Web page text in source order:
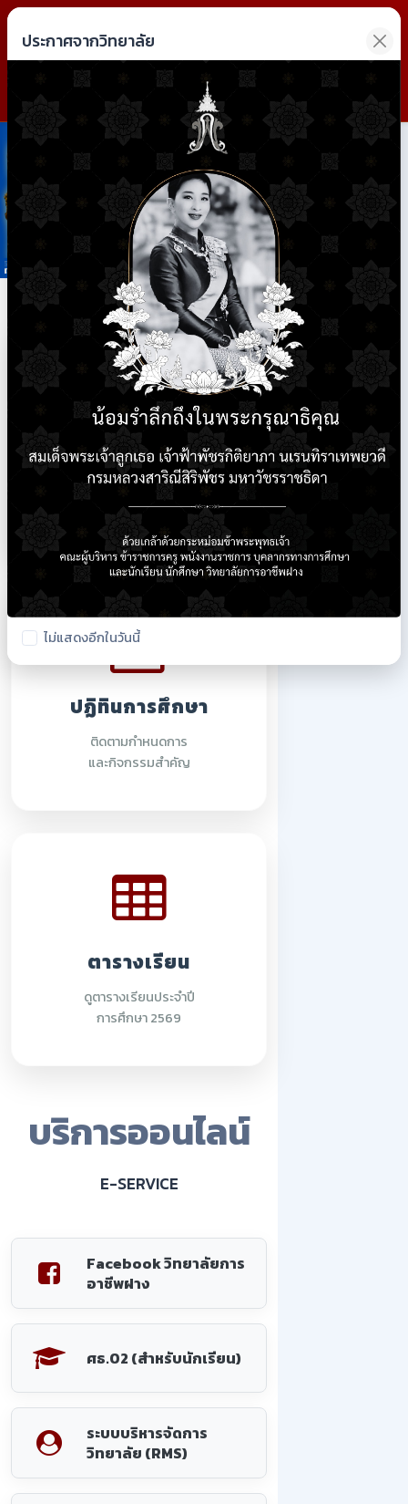
วิทยาลัยการอาชีพฝาง
Fang Industrial and Community Education College
Next
ใบรายชื่อนักเรียน
ตรวจสอบรายชื่อนักศึกษา
ปีการศึกษา 2569
ปฏิทินการศึกษา
ติดตามกำหนดการ
และกิจกรรมสำคัญ
ตารางเรียน
ดูตารางเรียนประจำปี
การศึกษา 2569
บริการออนไลน์
E-SERVICE
Facebook วิทยาลัยการ
อาชีพฝาง
ศธ.02 (สำหรับนักเรียน)
ระบบบริหารจัดการ
วิทยาลัย (RMS)
ประกาศจากวิทยาลัย
ไม่แสดงอีกในวันนี้